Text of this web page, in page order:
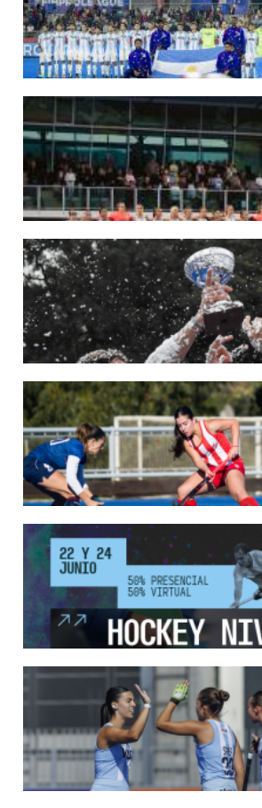
LEER MÁS
29/05/2026
LOS LEONES CONVOCADOS PARA LA VENTANA EUROPEA
En junio, el seleccionado nacional disputará las últimas
League 2025-26 en Inglaterra y Alemania.
LEER MÁS
22/05/2026
LAS LEONAS CONVOCADAS PARA LA VENTANA EUROPEA
En junio, el seleccionado nacional disputará las últimas
League 2025-26 en Bélgica e Inglaterra.
18/05/2026
SE DEFINIERON LOS CAMPEONES DE LA PRIMERA FASE DE ...
Del 13 al 17 de mayo se llevó a cabo el torneo que
país.
LEER MÁS
13/05/2026
EN MARCHA LA PRIMERA FASE DE LA SUPERLIGA DE
Del 13 al 17 de mayo los mejores clubes del país se
todo el territorio nacional
LEER MÁS
12/05/2026
INSCRIPCIONES ABIERTAS AL CURSO DE TÉCNICO
Del 11 al 15 de mayo se realizará el período de pre-